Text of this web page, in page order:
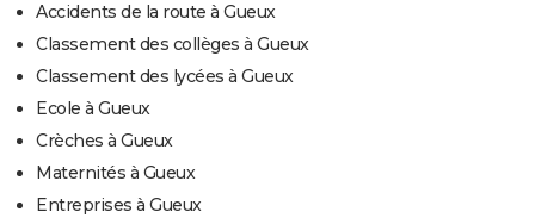
Accidents de la route à Gueux
Classement des collèges à Gueux
Classement des lycées à Gueux
Ecole à Gueux
Crèches à Gueux
Maternités à Gueux
Entreprises à Gueux